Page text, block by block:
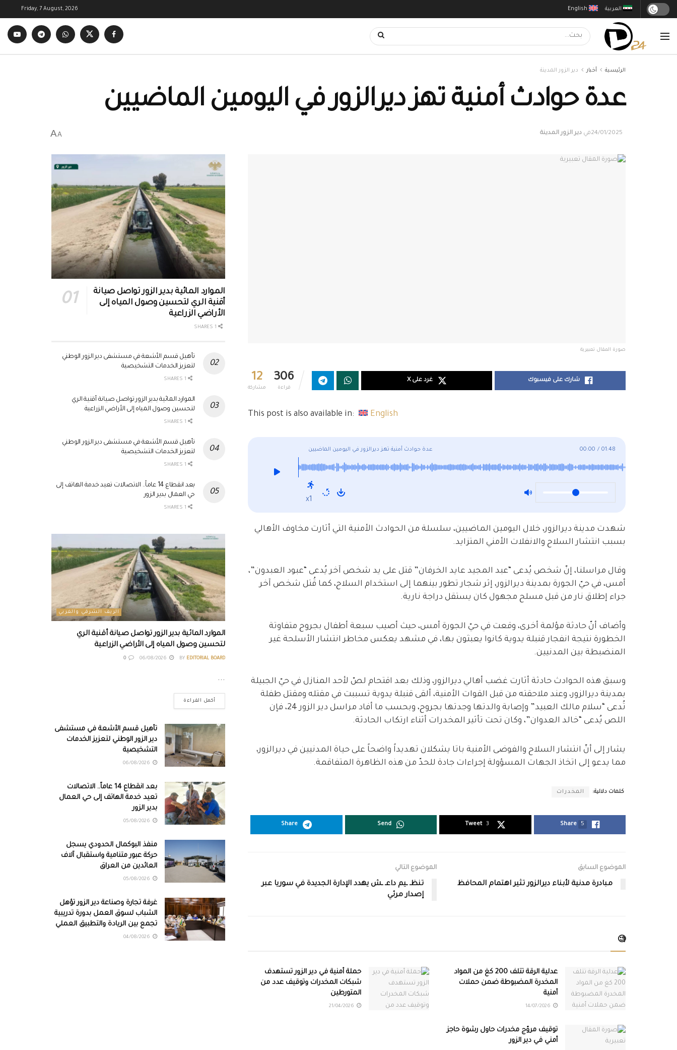
English العربية Friday, 7 August, 2026
الرئيسية أخبار دير الزور المدينة
عدة حوادث أمنية تهز ديرالزور في اليومين الماضيين
24/01/2025في دير الزور المدينة A
A
صورة المقال تعبيرية
12
مشاركة
306
قراءة
شارك على فيسبوك غرد على X
This post is also available in: English
عدة حوادث أمنية تهز ديرالزور في اليومين الماضيين 00:00 / 01:48
x1
شهدت مدينة ديرالزور، خلال اليومين الماضيين، سلسلة من الحوادث الأمنية التي أثارت مخاوف الأهالي
بسبب انتشار السلاح والانفلات الأمني المتزايد.
وقال مراسلنا، إنّ شخص يُدعى “عبد المجيد عايد الخرفان” قتل على يد شخص آخر يُدعى “عبود العبدون”،
أمس، في حيّ الجورة بمدينة ديرالزور، إثر شجار تطور بينهما إلى استخدام السلاح، كما قُتل شخص آخر
جراء إطلاق نار من قبل مسلح مجهول كان يستقل دراجة نارية.
وأضاف أنّ حادثة مؤلمة أخرى، وقعت في حيّ الجورة أمس، حيث أصيب سبعة أطفال بجروح متفاوتة
الخطورة نتيجة انفجار قنبلة يدوية كانوا يعبثون بها، في مشهد يعكس مخاطر انتشار الأسلحة غير
المنضبطة بين المدنيين.
وسبق هذه الحوادث حادثة أثارت غضب أهالي ديرالزور، وذلك بعد اقتحام لصّ لأحد المنازل في حيّ الجبيلة
بمدينة ديرالزور، وعند ملاحقته من قبل القوات الأمنية، ألقى قنبلة يدوية تسببت في مقتله ومقتل طفلة
تُدعى “سلام مالك العبيد” وإصابة والدتها وجدتها بجروح، وبحسب ما أفاد مراسل دير الزور 24، فإن
اللص يُدعى “خالد العدوان”، وكان تحت تأثير المخدرات أثناء ارتكاب الحادثة.
يشار إلى أنّ انتشار السلاح والفوضى الأمنية باتا يشكلان تهديداً واضحاً على حياة المدنيين في ديرالزور،
مما يدعو إلى اتخاذ الجهات المسؤولة إجراءات جادة للحدّ من هذه الظاهرة المتفاقمة.
كلمات دلالية: المخدرات
Share 5
Tweet 3
Send
Share
الموضوع السابق
مبادرة مدنية لأبناء ديرالزور تثير اهتمام المحافظ
الموضوع التالي
تنظـ ـيم داعـ ـش يهدد الإدارة الجديدة في سوريا عبر
إصدار مرئي
🧐
عدلية الرقة تتلف 200 كغ من المواد
المخدرة المضبوطة ضمن حملات
أمنية
حملة أمنية في دير الزور تستهدف
شبكات المخدرات وتوقيف عدد من
المتورطين
توقيف مروّج مخدرات حاول رشوة حاجز
أمني في دير الزور
الموارد المائية بدير الزور تواصل صيانة
أقنية الري لتحسين وصول المياه إلى
الأراضي الزراعية
تأهيل قسم الأشعة في مستشفى دير الزور الوطني
لتعزيز الخدمات التشخيصية
الموارد المائية بدير الزور تواصل صيانة أقنية الري
لتحسين وصول المياه إلى الأراضي الزراعية
تأهيل قسم الأشعة في مستشفى دير الزور الوطني
لتعزيز الخدمات التشخيصية
بعد انقطاع 14 عاماً.. الاتصالات تعيد خدمة الهاتف إلى
حي العمال بدير الزور
الريف الشرقي والغربي
الموارد المائية بدير الزور تواصل صيانة أقنية الري
لتحسين وصول المياه إلى الأراضي الزراعية
BY EDITORIAL BOARD
0
...
أكمل القراءة
تأهيل قسم الأشعة في مستشفى
دير الزور الوطني لتعزيز الخدمات
التشخيصية
بعد انقطاع 14 عاماً.. الاتصالات
تعيد خدمة الهاتف إلى حي العمال
بدير الزور
منفذ البوكمال الحدودي يسجل
حركة عبور متنامية واستقبال آلاف
العائدين من العراق
غرفة تجارة وصناعة دير الزور تؤهل
الشباب لسوق العمل بدورة تدريبية
تجمع بين الريادة والتطبيق العملي